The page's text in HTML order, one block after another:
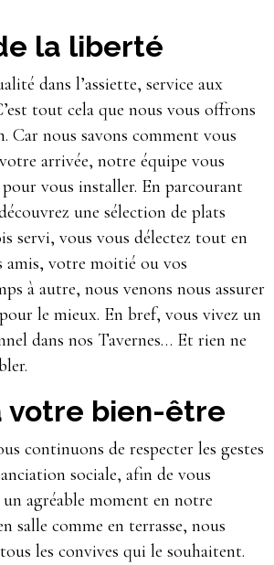
la liberté
dans l’assiette, service aux
tout cela que nous vous offrons
Car nous savons comment vous
arrivée, notre équipe vous
vous installer. En parcourant
une sélection de plats
servi, vous vous délectez tout en
amis, votre moitié ou vos
à autre, nous venons nous assurer
le mieux. En bref, vous vivez un
dans nos Tavernes… Et rien ne
votre bien-être
continuons de respecter les gestes
sociale, afin de vous
agréable moment en notre
salle comme en terrasse, nous
les convives qui le souhaitent.